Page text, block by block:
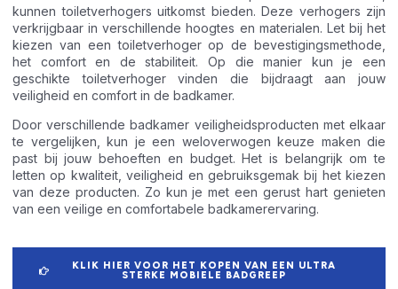
kunnen toiletverhogers uitkomst bieden. Deze verhogers zijn
verkrijgbaar in verschillende hoogtes en materialen. Let bij het
kiezen van een toiletverhoger op de bevestigingsmethode,
het comfort en de stabiliteit. Op die manier kun je een
geschikte toiletverhoger vinden die bijdraagt aan jouw
veiligheid en comfort in de badkamer.
Door verschillende badkamer veiligheidsproducten met elkaar
te vergelijken, kun je een weloverwogen keuze maken die
past bij jouw behoeften en budget. Het is belangrijk om te
letten op kwaliteit, veiligheid en gebruiksgemak bij het kiezen
van deze producten. Zo kun je met een gerust hart genieten
van een veilige en comfortabele badkamerervaring.
KLIK HIER VOOR HET KOPEN VAN EEN ULTRA
STERKE MOBIELE BADGREEP